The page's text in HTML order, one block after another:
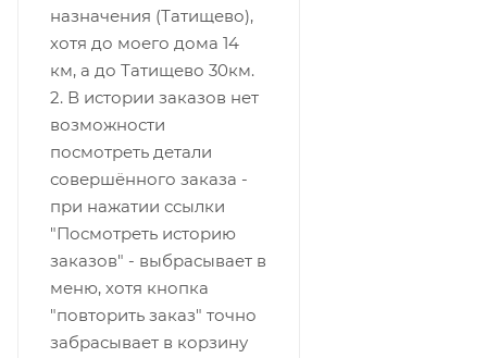
назначения (Татищево),
хотя до моего дома 14
км, а до Татищево 30км.
2. В истории заказов нет
возможности
посмотреть детали
совершённого заказа -
при нажатии ссылки
"Посмотреть историю
заказов" - выбрасывает в
меню, хотя кнопка
"повторить заказ" точно
забрасывает в корзину